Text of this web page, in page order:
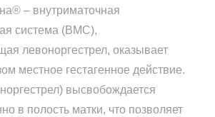
– внутриматочная
система (ВМС),
левоноргестрел, оказывает
местное гестагенное действие.
высвобождается
в полость матки, что позволяет